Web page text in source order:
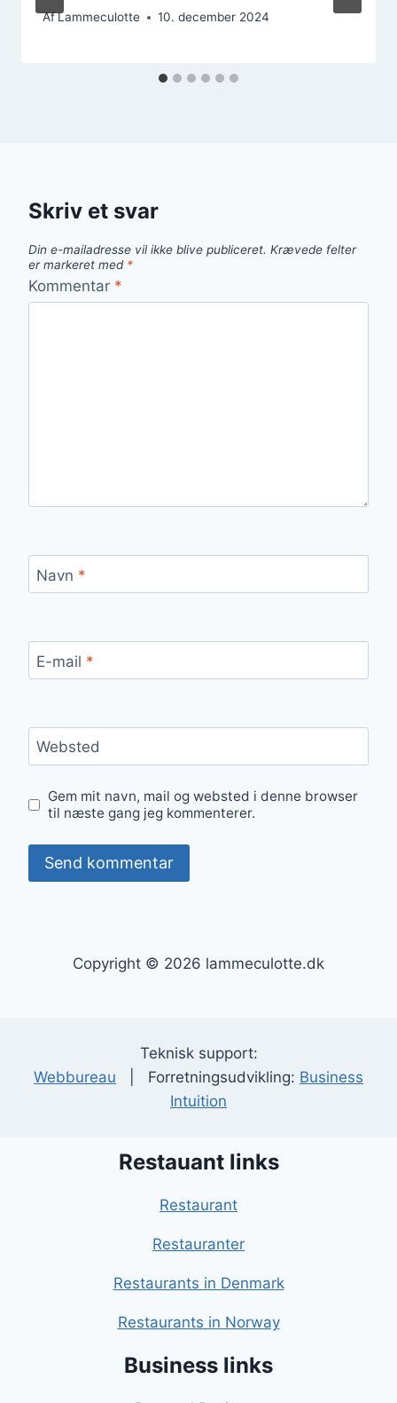
AfLammeculotte 10. december 2024
Skriv et svar
Din e-mailadresse vil ikke blive publiceret. Krævede felter
er markeret med *
Kommentar *
Navn *
E-mail *
Websted
Gem mit navn, mail og websted i denne browser
til næste gang jeg kommenterer.
Copyright © 2026 lammeculotte.dk
Teknisk support:
Webbureau | Forretningsudvikling: Business
Intuition
Restauant links
Restaurant
Restauranter
Restaurants in Denmark
Restaurants in Norway
Business links